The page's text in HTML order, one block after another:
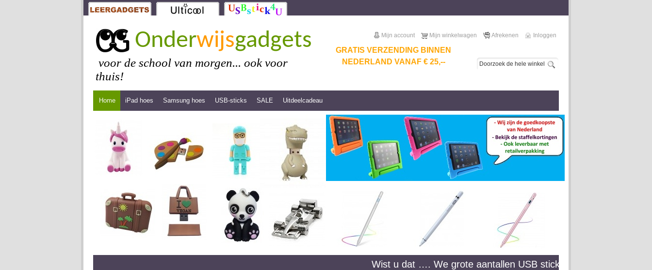
Onderwijsgadgets
voor de school van morgen... ook voor
thuis!
GRATIS VERZENDING BINNEN
NEDERLAND VANAF € 25,--
Mijn account Mijn winkelwagen Afrekenen Inloggen
Home iPad hoes Samsung hoes USB-sticks SALE Uitdeelcadeau
Wist u dat …. We grote aantallen USB sticks kunnen leveren, met